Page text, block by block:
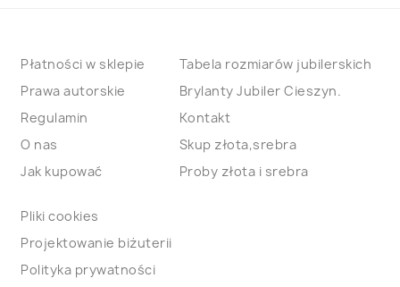
Płatności w sklepie
Prawa autorskie
Regulamin
O nas
Jak kupować
Tabela rozmiarów jubilerskich
Brylanty Jubiler Cieszyn.
Kontakt
Skup złota,srebra
Proby złota i srebra
Pliki cookies
Projektowanie biżuterii
Polityka prywatności